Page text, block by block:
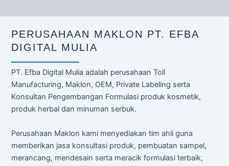
PERUSAHAAN MAKLON PT. EFBA
DIGITAL MULIA
PT. Efba Digital Mulia adalah perusahaan Toll
Manufacturing, Maklon, OEM, Private Labeling serta
Konsultan Pengembangan Formulasi produk kosmetik,
produk herbal dan minuman serbuk.
Perusahaan Maklon kami menyediakan tim ahli guna
memberikan jasa konsultasi produk, pembuatan sampel,
merancang, mendesain serta meracik formulasi terbaik,